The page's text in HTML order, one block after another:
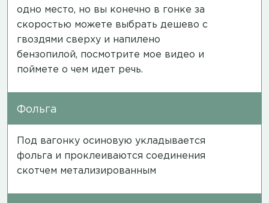
одно место, но вы конечно в гонке за
скоростью можете выбрать дешево с
гвоздями сверху и напилено
бензопилой, посмотрите мое видео и
поймете о чем идет речь.
Фольга
Под вагонку осиновую укладывается
фольга и проклеиваются соединения
скотчем метализированным